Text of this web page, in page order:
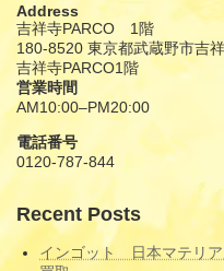
Address
吉祥寺PARCO 1階
180-8520 東京都武蔵野市吉
吉祥寺PARCO1階
営業時間
AM10:00–PM20:00
電話番号
0120-787-844
Recent Posts
インゴット 日本マテ